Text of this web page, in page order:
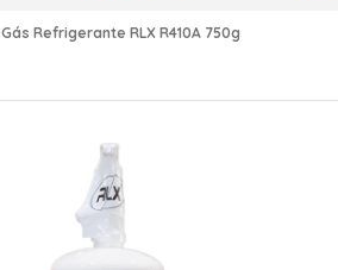
Gás Refrigerante RLX R410A 750g
ar condicionado